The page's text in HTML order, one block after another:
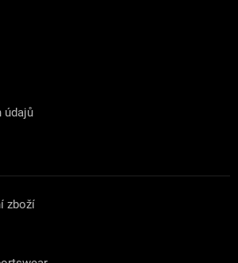
údajů
zboží